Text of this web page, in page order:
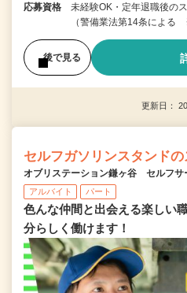
応募資格
未経験OK・定年退職後の
（警備業法第14条による
後で見る
更新日：
セルフガソリンスタンドの
オブリステーション鎌ヶ谷 セルフサ
アルバイト パート
色んな仲間と出会える楽しい
分らしく働けます！